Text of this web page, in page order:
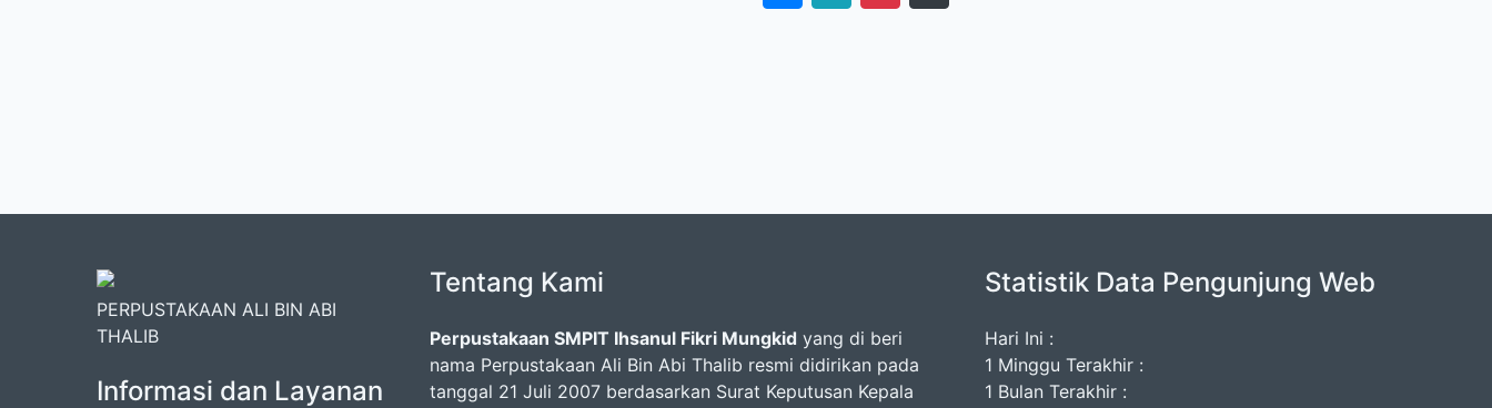
PERPUSTAKAAN ALI BIN ABI
THALIB
Informasi dan Layanan
Tentang Kami
Perpustakaan SMPIT Ihsanul Fikri Mungkid yang di beri
nama Perpustakaan Ali Bin Abi Thalib resmi didirikan pada
tanggal 21 Juli 2007 berdasarkan Surat Keputusan Kepala
Statistik Data Pengunjung Web
Hari Ini :
1 Minggu Terakhir :
1 Bulan Terakhir :